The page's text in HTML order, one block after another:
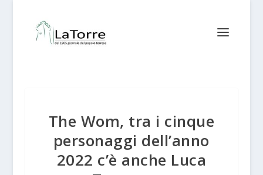
The Wom, tra i cinque
personaggi dell’anno
2022 c’è anche Luca